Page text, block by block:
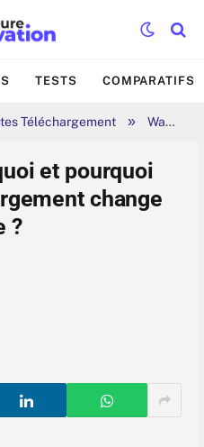
TESTS COMPARATIFS
Téléchargement » WawaCity : c’est quoi et pourquoi ce site de téléchargement change souvent d’adresse ?
et pourquoi
change
?